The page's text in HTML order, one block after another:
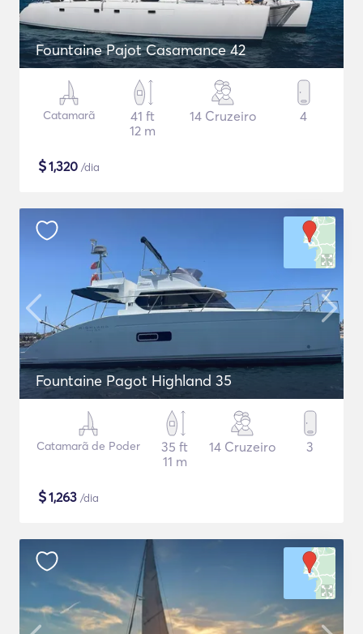
Fountaine Pajot Casamance 42
Catamarã
41 ft
12 m
14 Cruzeiro 4
$1,320 /dia
Fountaine Pagot Highland 35
Catamarã de Poder
35 ft
11 m
14 Cruzeiro 3
$1,263 /dia